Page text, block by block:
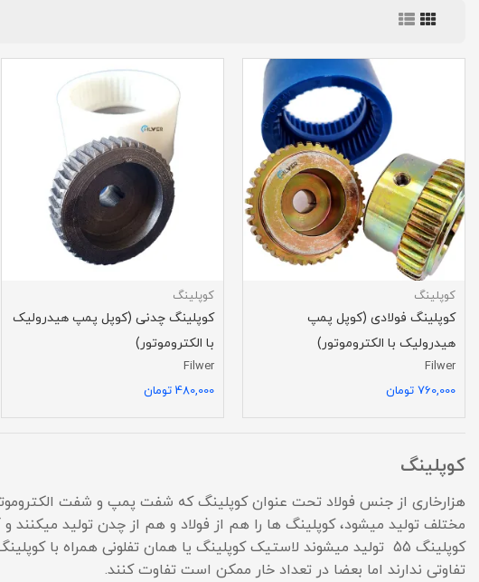
کوپلینگ
کوپلینگ فولادی (کوپل پمپ
هیدرولیک با الکتروموتور)
Filwer
760,000 تومان
کوپلینگ
کوپلینگ چدنی (کوپل پمپ هیدرولیک
با الکتروموتور)
Filwer
480,000 تومان
کوپلینگ
هزارخاری از جنس فولاد تحت عنوان کوپلینگ که شفت پمپ و شفت
کوپلینگ 55 تولید میشوند لاستیک کوپلینگ یا همان تفلونی
تفاوتی ندارند اما بعضا در تعداد خار ممکن است تفاوت کنند.